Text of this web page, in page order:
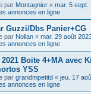
par Montagnier « mar. 5 sept.
annonces en ligne
Guzzi/Dbs Panier+CG
par Nolian « mar. 29 août
annonces en ligne
Boite 4+MA avec
YSS
par grandmpetitd « jeu. 17
annonces en ligne